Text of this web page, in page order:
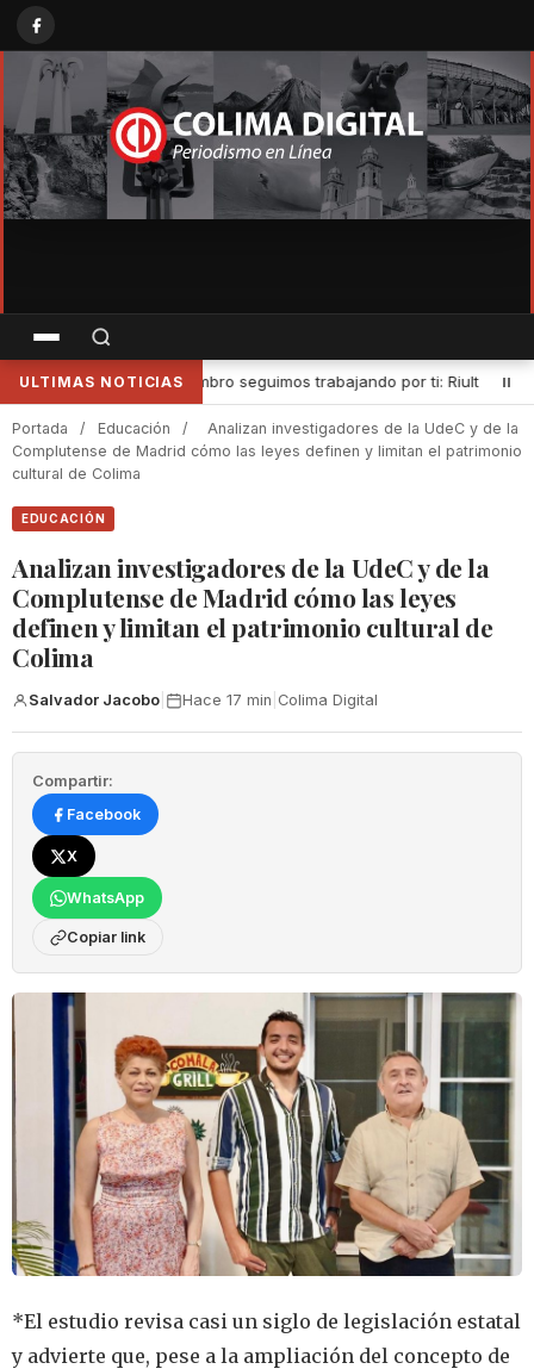
ULTIMAS NOTICIAS
por ti: Riult Rivera • Indira Vizcaíno: Gobierno del
Portada / Educación /
Analizan investigadores de la UdeC y de la
Complutense de Madrid cómo las leyes definen y limitan el patrimonio
cultural de Colima
EDUCACIÓN
Analizan investigadores de la UdeC y de la
Complutense de Madrid cómo las leyes
definen y limitan el patrimonio cultural de
Colima
Salvador Jacobo Hace 17 min Colima Digital
Compartir:
Facebook
X
WhatsApp
Copiar link
*El estudio revisa casi un siglo de legislación estatal
y advierte que, pese a la ampliación del concepto de